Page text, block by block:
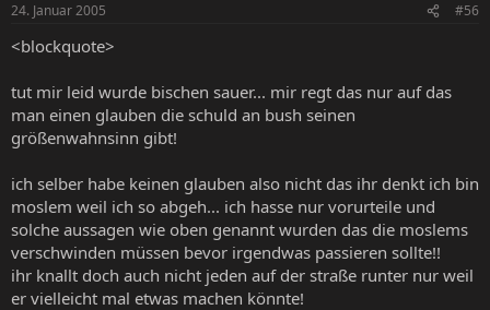
24. Januar 2005 #56
<blockquote>
tut mir leid wurde bischen sauer... mir regt das nur auf das
man einen glauben die schuld an bush seinen
größenwahnsinn gibt!
ich selber habe keinen glauben also nicht das ihr denkt ich bin
moslem weil ich so abgeh... ich hasse nur vorurteile und
solche aussagen wie oben genannt wurden das die moslems
verschwinden müssen bevor irgendwas passieren sollte!!
ihr knallt doch auch nicht jeden auf der straße runter nur weil
er vielleicht mal etwas machen könnte!